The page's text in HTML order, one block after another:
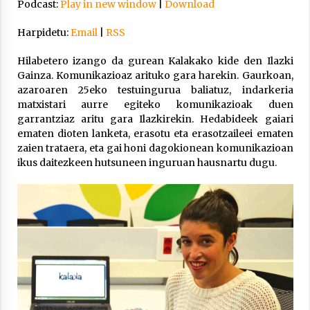
Arrosa sareko IX. topaketak!
Azaroak 6 Iurretan Arrosa sarearen
IX. topaketak
2021/10/04
Segura irratian Arrosaren 20 urteez
2021/07/22
Arrosari buruzko erreportaia
2021/07/16
Podcast:Play in new window| Download
Harpidetu:Email| RSS
Hilabetero izango da gurean Kalakako kide den Ilazki
Gainza. Komunikazioaz arituko gara harekin. Gaurkoan,
azaroaren 25eko testuingurua baliatuz, indarkeria
matxistari aurre egiteko komunikazioak duen
garrantziaz aritu gara Ilazkirekin. Hedabideek gaiari
ematen dioten lanketa, erasotu eta erasotzaileei ematen
zaien trataera, eta gai honi dagokionean komunikazioan
ikus daitezkeen hutsuneen inguruan hausnartu dugu.